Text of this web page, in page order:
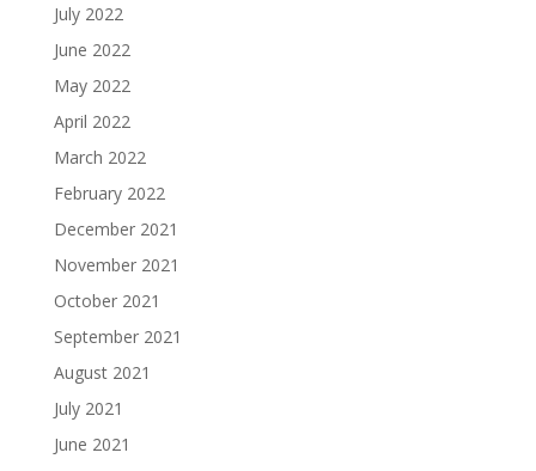
July 2022
June 2022
May 2022
April 2022
March 2022
February 2022
December 2021
November 2021
October 2021
September 2021
August 2021
July 2021
June 2021